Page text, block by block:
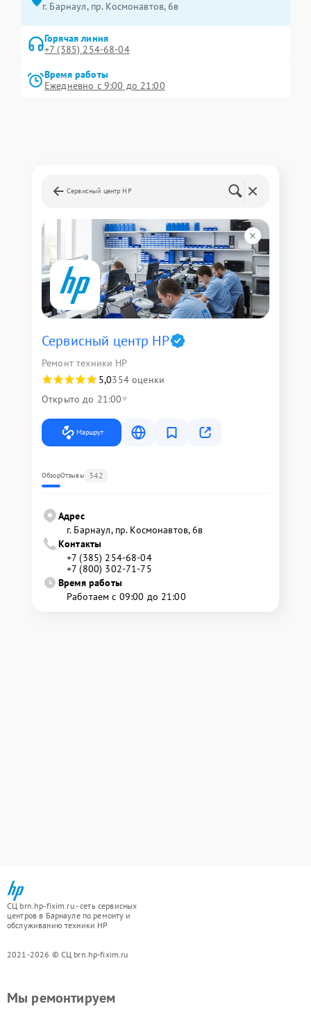
г. Барнаул, ​пр. Космонавтов, 6в
Горячая линия
+7 (385) 254-68-04
Время работы
Ежедневно с 9:00 до 21:00
Сервисный центр HP
Сервисный центр HP
Ремонт техники HP
5,0354 оценки
Открыто до 21:00
Маршрут
ОбзорОтзывы 342
Адрес
г. Барнаул, ​пр. Космонавтов, 6в
Контакты
+7 (385) 254-68-04
+7 (800) 302-71-75
Время работы
Работаем с 09:00 до 21:00
СЦ brn.hp-fixim.ru - сеть сервисных
центров в Барнауле по ремонту и
обслуживанию техники HP
2021-2026 © СЦ brn.hp-fixim.ru
Мы ремонтируем